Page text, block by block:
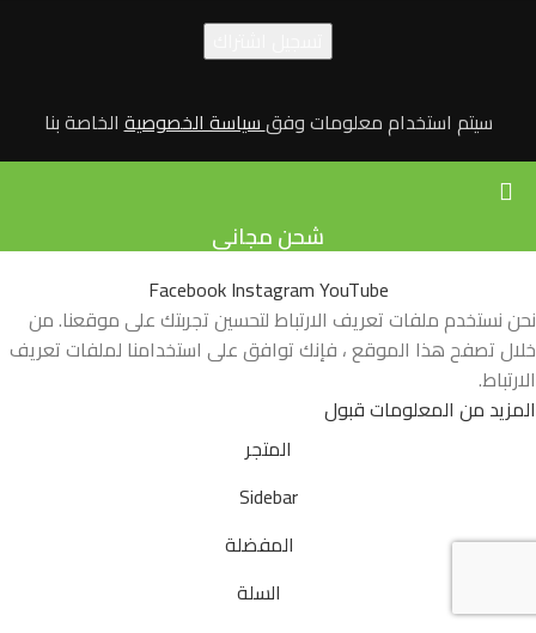
سيتم استخدام معلومات وفقسياسة الخصوصيةالخاصة بنا
شحن مجاني
FacebookInstagramYouTube
نحن نستخدم ملفات تعريف الارتباط لتحسين تجربتك على موقعنا. من
خلال تصفح هذا الموقع ، فإنك توافق على استخدامنا لملفات تعريف
الارتباط.
المزيد من المعلوماتقبول
المتجر
Sidebar
المفضلة
السلة